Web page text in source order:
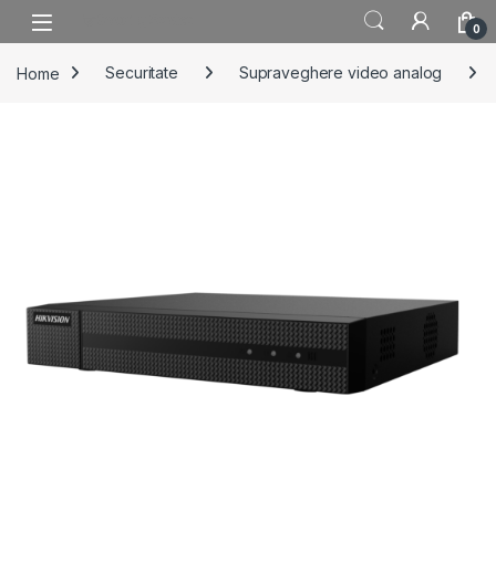
Skip to navigation
Skip to content
0
Home Securitate Supraveghere video analog